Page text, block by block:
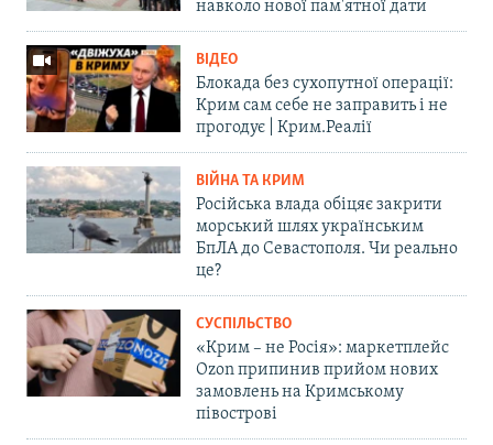
навколо нової пам'ятної дати
ВІДЕО
Блокада без сухопутної операції:
Крим сам себе не заправить і не
прогодує | Крим.Реалії
ВІЙНА ТА КРИМ
Російська влада обіцяє закрити
морський шлях українським
БпЛА до Севастополя. Чи реально
це?
СУСПІЛЬСТВО
«Крим – не Росія»: маркетплейс
Ozon припинив прийом нових
замовлень на Кримському
півострові